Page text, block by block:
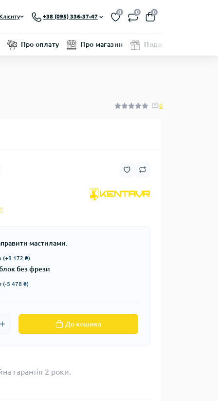
Клієнту +38 (095) 336-37-47
0 0 0
Про оплату Про магазин Подарунковий
0
мастилами.
(+8 172 ₴)
без фрези
(-5 478 ₴)
До кошика
гарантія 2 роки.